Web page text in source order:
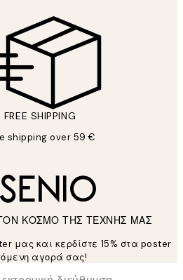
FREE SHIPPING
shipping over 59 €
ΚΟΣΜΟ ΤΗΣ ΤΕΧΝΗΣ ΜΑΣ
μας και κερδίστε 15% στα poster
αγορά σας!